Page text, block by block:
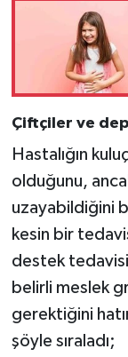
Çiftçiler ve
Hastalığın
olduğunu,
uzayabildiğini
kesin bir
destek tedavisi
belirli meslek
gerektiğini
şöyle sıraladı;